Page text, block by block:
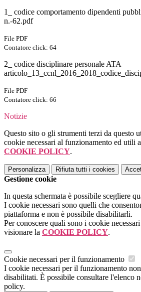
1_ codice comportamento dipendenti
n.-62.pdf
File PDF
Contatore click: 64
2_ codice disciplinare personale ATA
File PDF
Contatore click: 66
Notizie
Questo sito o gli strumenti terzi da questo
cookie necessari al funzionamento ed utili
COOKIE POLICY.
Personalizza Rifiuta tutti i cookies
Gestione cookie
In questa schermata è possibile scegliere
I cookie necessari sono quelli che
piattaforma e non è possibile disabilitarli.
Per conoscere quali sono i cookie
visionare la COOKIE POLICY.
Cookie necessari per il funzionamento
I cookie necessari per il funzionamento
disabilitati. È possibile consultare l'elenco
policy.